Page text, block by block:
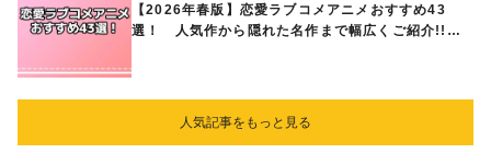
【2026年春版】恋愛ラブコメアニメおすすめ43
選！ 人気作から隠れた名作まで幅広くご紹介!!
人気記事をもっと見る